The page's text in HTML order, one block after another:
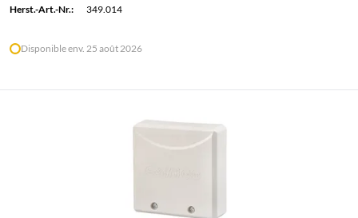
Herst.-Art.-Nr.:
349.014
Disponible env. 25 août 2026